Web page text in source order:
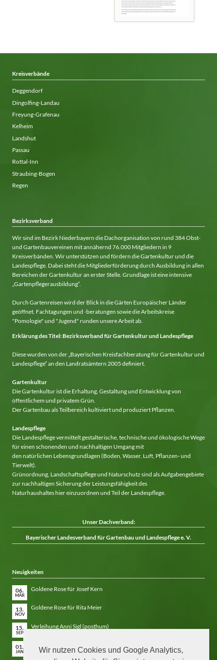
Wir nutzen Cookies und Google Analytics,
Kreisverbände
Deggendorf
Dingolfing-Landau
Freyung-Grafenau
Kelheim
Landshut
Passau
Rottal-Inn
Straubing-Bogen
Regen
Bezirksverband
Wir sind im Bezirk Niederbayern die Dachorganisation von rund 384 Obst-
und Gartenbauvereinen mit annähernd 76.000 Mitgliedern in 9
Kreisverbänden. Wir unterstützen und fördern die Gartenkultur und die
Landespflege. Dabei steht die Mitgliederförderung durch Ausbildung in allen
Bereichen der Gartenkultur an erster Stelle. Grundlage ist eine intensive
„Gartenpflegerausbildung“.
Durch Gartenreisen wird der Blick in die Gärten Europäischer Länder
geöffnet. Fachtagungen und -beratungen sowie die Arbeitskreise
"Pomologie" und "Jugend" runden unsere Arbeit ab.
Erklärung des Titel: Bezirksverband für Gartenkultur und Landespflege
Diese wurden von der „Bayerischen Kreisfachberatung für Gartenkultur und
Landespflege“ an den Landratsämtern 2005 definiert.
Gartenkultur
Die Gartenkultur ist die Erhaltung, Gestaltung und Entwicklung von
öffentlichem und privatem Grün.
Der Gartenbau als Teilbereich kultiviert und produziert Pflanzen.
Landespflege
Die Landespflege vermittelt gestalterische, technische und ökologische Wege
für einen schonenden und nachhaltigen Umgang mit
den natürlichen Lebensgrundlagen (Boden, Wasser, Luft, Pflanzen- und
Tierwelt).
Grünordnung, Landschaftspflege und Naturschutz sind als Aufgabengebiete
zur nachhaltigen Sicherung der Leistungsfähigkeit des
Naturhaushaltes hier einzuordnen und Teil der Landespflege.
Unser Dachverband:
Bayerischer Landesverband für Gartenbau und Landespflege e. V.
Neuigkeiten
06.
MÄR
Goldene Rose für Josef Kern
13.
NOV
Goldene Rose für Rita Meier
15.
SEP
Verleihung Anni Sigl (posthum)
01.
JAN